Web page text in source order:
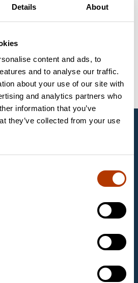
Details About
content and ads, to
and to analyse our traffic.
about your use of our site with
and analytics partners who
information that you’ve
they’ve collected from your use
Rodikliai Solventum
organizacijos „Labema OY“,
aukščiausios klasės
priemones sveikatos priežiūros,
sritys yra mikrobiologija,